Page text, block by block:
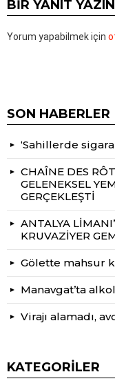
BIR YANIT YAZIN
Yorum yapabilmek için
SON HABERLER
‘Sahillerde sigara
CHAÎNE DES
GELENEKSEL
GERÇEKLEŞTİ
ANTALYA
KRUVAZİYER
Gölette mahsur
Manavgat’ta
Virajı alamadı,
KATEGORILER